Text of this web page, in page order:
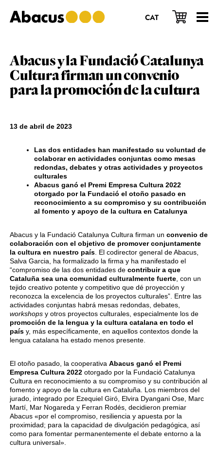
al
contenido
a
la
al
pie
CAT
Abacus y la Fundació Catalunya
Cultura firman un convenio
para la promoción de la cultura
13 de abril de 2023
Las dos entidades han manifestado su voluntad de
colaborar en actividades conjuntas como mesas
redondas, debates y otras actividades y proyectos
culturales
Abacus ganó el Premi Empresa Cultura 2022
otorgado por la Fundació el otoño pasado en
reconocimiento a su compromiso y su contribución
al fomento y apoyo de la cultura en Catalunya
Abacus y la Fundació Catalunya Cultura firman un convenio de
colaboración con el objetivo de promover conjuntamente
la cultura en nuestro país . El codirector general de Abacus,
Salva Garcia, ha formalizado la firma y ha manifestado el
“compromiso de las dos entidades de contribuir a que
Cataluña sea una comunidad culturalmente fuerte , con un
tejido creativo potente y competitivo que dé proyección y
reconozca la excelencia de los proyectos culturales”. Entre las
actividades conjuntas habrá mesas redondas, debates,
workshops y otros proyectos culturales, especialmente los de
promoción de la lengua y la cultura catalana en todo el
país y, más específicamente, en aquellos contextos donde la
lengua catalana ha estado menos presente.
El otoño pasado, la cooperativa Abacus ganó el Premi
Empresa Cultura 2022 otorgado por la Fundació Catalunya
Cultura en reconocimiento a su compromiso y su contribución al
fomento y apoyo de la cultura en Cataluña. Los miembros del
jurado, integrado por Ezequiel Giró, Elvira Dyangani Ose, Marc
Martí, Mar Nogareda y Ferran Rodés, decidieron premiar
Abacus «por el compromiso, resiliencia y apuesta por la
proximidad; para la capacidad de divulgación pedagógica, así
como para fomentar permanentemente el debate entorno a la
cultura universal».